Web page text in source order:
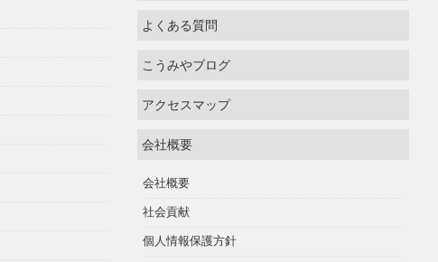
よくある質問
こうみやブログ
アクセスマップ
会社概要
会社概要
社会貢献
個人情報保護方針